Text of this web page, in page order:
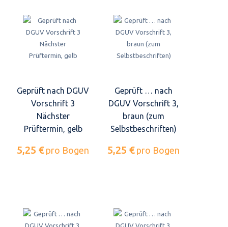
Geprüft nach DGUV
Vorschrift 3
Nächster
Prüftermin, gelb
5,25 € pro Bogen
Geprüft … nach
DGUV Vorschrift 3,
braun (zum
Selbstbeschriften)
5,25 € pro Bogen